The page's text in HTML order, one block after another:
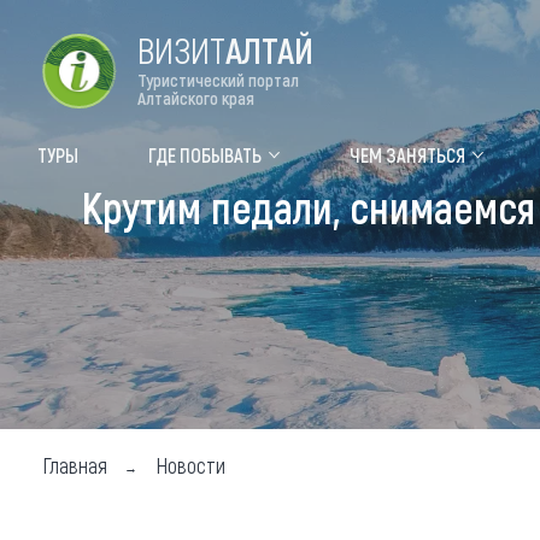
Форум VISIT ALTAI
Туры Где
Топ
ВИЗИТАЛТАЙ
Туристический портал
Алтайского края
ТУРЫ ГДЕ ПОБЫВАТЬ ЧЕМ ЗАНЯТЬСЯ
Крутим педали,
Главная Новости